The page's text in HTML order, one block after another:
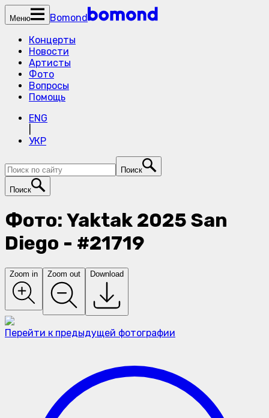
Меню
Bomond
Концерты
Новости
Артисты
Фото
Вопросы
Помощь
ENG
УКР
Поиск
Поиск
Фото: Yaktak 2025 San
Diego - #21719
Zoom in Zoom out Download
Перейти к предыдущей фотографии